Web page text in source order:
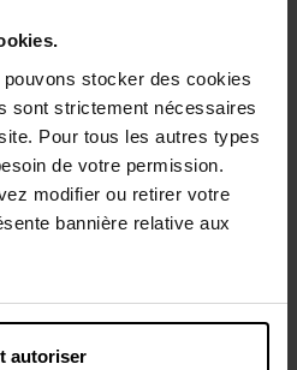
stocker des cookies
sont strictement nécessaires
Pour tous les autres types
de votre permission.
modifier ou retirer votre
bannière relative aux
autoriser
klantbeoordelingen